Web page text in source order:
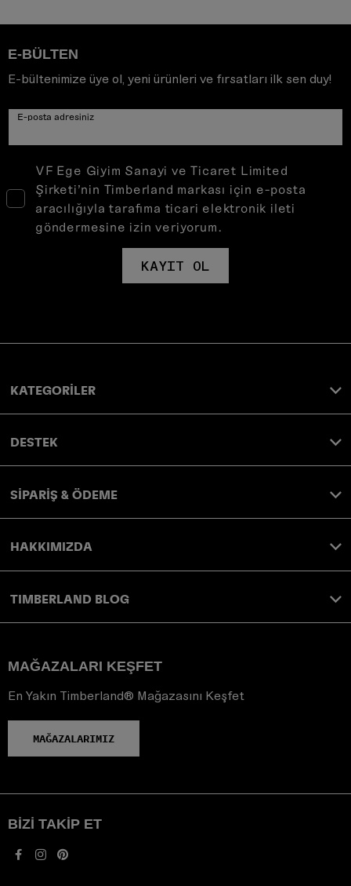
E-BÜLTEN
E-bültenimize üye ol, yeni ürünleri ve fırsatları ilk sen duy!
E-posta adresiniz
VF Ege Giyim Sanayi ve Ticaret Limited
Şirketi’nin Timberland markası için e-posta
aracılığıyla tarafıma ticari elektronik ileti
göndermesine izin veriyorum.
KAYIT OL
KATEGORİLER
DESTEK
SİPARİŞ & ÖDEME
HAKKIMIZDA
TIMBERLAND BLOG
MAĞAZALARI KEŞFET
En Yakın Timberland® Mağazasını Keşfet
MAĞAZALARIMIZ
BIZI TAKIP ET